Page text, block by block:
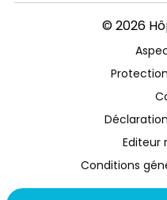
© 2026
Editeur
Conditions